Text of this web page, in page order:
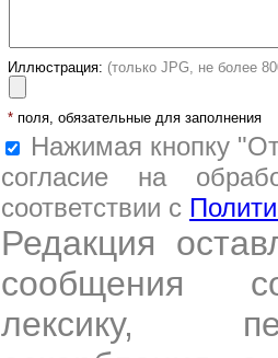
Иллюстрация: (только JPG, не более
* поля, обязательные для заполнения
Нажимая кнопку
согласие на
соответствии с
Редакция
сообщения
лексику,